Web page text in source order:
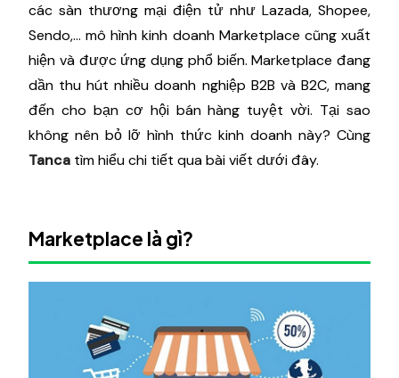
các sàn thương mại điện tử như Lazada, Shopee,
Sendo,… mô hình kinh doanh Marketplace cũng xuất
hiện và được ứng dụng phổ biến. Marketplace đang
dần thu hút nhiều doanh nghiệp B2B và B2C, mang
đến cho bạn cơ hội bán hàng tuyệt vời. Tại sao
không nên bỏ lỡ hình thức kinh doanh này? Cùng
Tanca tìm hiểu chi tiết qua bài viết dưới đây.
Marketplace là gì?